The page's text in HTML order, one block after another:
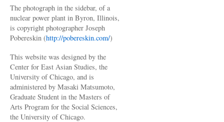
The photograph in the sidebar, of a
nuclear power plant in Byron, Illinois,
is copyright photographer Joseph
Pobereskin (http://pobereskin.com/)
This website was designed by the
Center for East Asian Studies, the
University of Chicago, and is
administered by Masaki Matsumoto,
Graduate Student in the Masters of
Arts Program for the Social Sciences,
the University of Chicago.